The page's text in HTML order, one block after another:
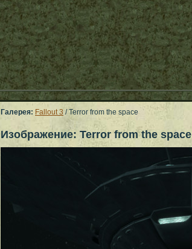
Галерея: Fallout 3 / Terror from the space
Изображение: Terror from the space